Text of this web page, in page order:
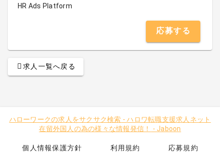
HR Ads Platform
応募する
求人一覧へ戻る
ハローワークの求人をサクサク検索 -ハロワ転職支援求人ネット
在留外国人の為の様々な情報発信！
- Jaboon
個人情報保護方針 利用規約 応募規約